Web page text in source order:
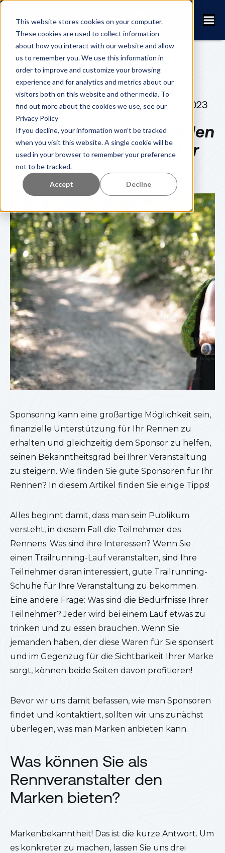
This website stores cookies on your computer.
These cookies are used to collect information
about how you interact with our website and allow
us to remember you. We use this information in
order to improve and customize your browsing
experience and for analytics and metrics about our
visitors both on this website and other media. To
find out more about the cookies we use, see our
Privacy Policy
If you decline, your information won’t be tracked
when you visit this website. A single cookie will be
used in your browser to remember your preference
not to be tracked.
Accept Decline
ERIK SJÖBECK 26. JULI 2023
Wie Sie Sponsoren finden
und reibungslos in Ihr
Rennen einbinden
Sponsoring kann eine großartige Möglichkeit sein,
finanzielle Unterstützung für Ihr Rennen zu
erhalten und gleichzeitig dem Sponsor zu helfen,
seinen Bekanntheitsgrad bei Ihrer Veranstaltung
zu steigern. Wie finden Sie gute Sponsoren für Ihr
Rennen? In diesem Artikel finden Sie einige Tipps!
Alles beginnt damit, dass man sein Publikum
versteht, in diesem Fall die Teilnehmer des
Rennens. Was sind ihre Interessen? Wenn Sie
einen Trailrunning-Lauf veranstalten, sind Ihre
Teilnehmer daran interessiert, gute Trailrunning-
Schuhe für Ihre Veranstaltung zu bekommen.
Eine andere Frage: Was sind die Bedürfnisse Ihrer
Teilnehmer? Jeder wird bei einem Lauf etwas zu
trinken und zu essen brauchen. Wenn Sie
jemanden haben, der diese Waren für Sie sponsert
und im Gegenzug für die Sichtbarkeit Ihrer Marke
sorgt, können beide Seiten davon profitieren!
Bevor wir uns damit befassen, wie man Sponsoren
findet und kontaktiert, sollten wir uns zunächst
überlegen, was man Marken anbieten kann.
Was können Sie als
Rennveranstalter den
Marken bieten?
Markenbekanntheit! Das ist die kurze Antwort. Um
es konkreter zu machen, lassen Sie uns drei